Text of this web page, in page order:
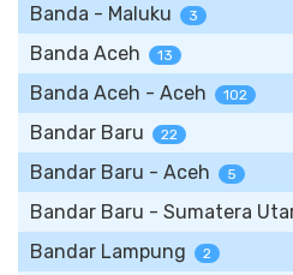
Banda - Maluku 3
Banda Aceh 13
Banda Aceh - Aceh 102
Bandar Baru 22
Bandar Baru - Aceh 5
Bandar Baru - Sumatera
Bandar Lampung 2